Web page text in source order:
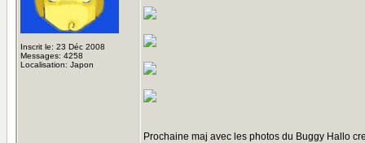
Inscrit le: 23 Déc 2008
Messages: 4258
Localisation: Japon
Prochaine maj avec les photos du Buggy Hallo